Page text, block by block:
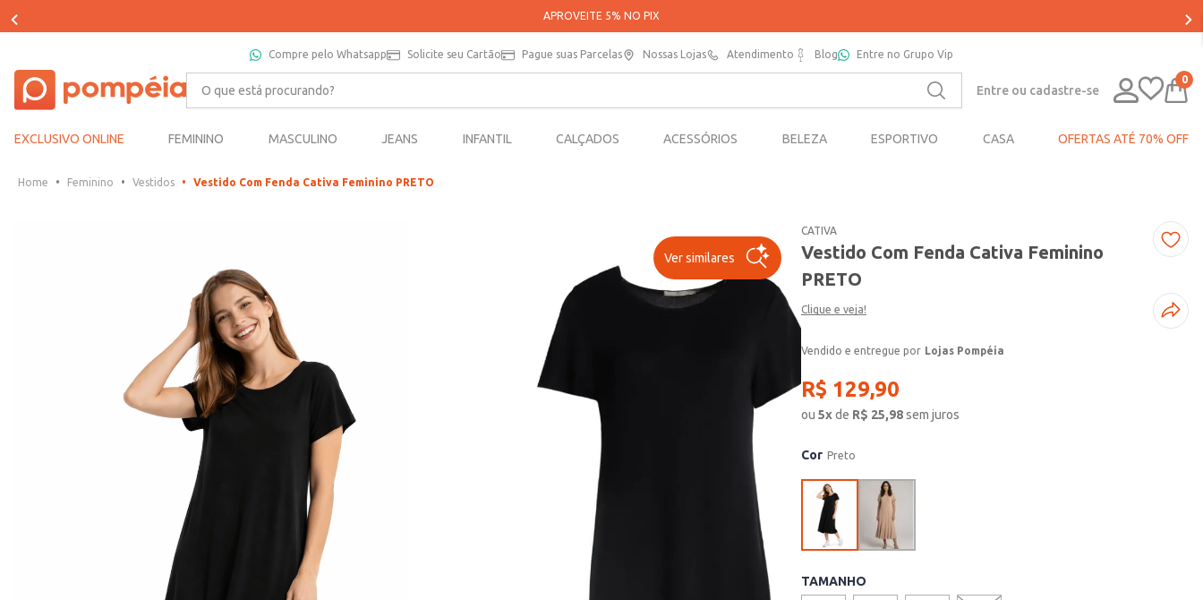
PARCELE SUAS COMPRAS EM ATÉ 5X SEM JUROS*
Compre pelo Whatsapp Solicite seu Cartão Pague suas Parcelas Nossas Lojas Atendimento Blog Entre no Grupo Vip
O que está procurando?
Entre ou cadastre-se
0
EXCLUSIVO ONLINE FEMININO MASCULINO JEANS INFANTIL CALÇADOS ACESSÓRIOS BELEZA ESPORTIVO CASA OFERTAS ATÉ 70% OFF
Feminino Vestidos Vestido Com Fenda Cativa Feminino PRETO
Ver similares
CATIVA
Vestido Com Fenda Cativa Feminino
PRETO
Clique e veja!
Lojas Pompéia
R$ 129,90
ou5xde R$ 25,98sem juros
Cor Preto
TAMANHO